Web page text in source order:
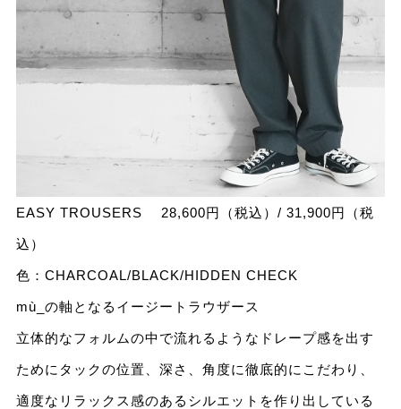
EASY TROUSERS 28,600円（税込）/ 31,900円（税
込）
色：CHARCOAL/BLACK/HIDDEN CHECK
mù_の軸となるイージートラウザース
立体的なフォルムの中で流れるようなドレープ感を出す
ためにタックの位置、深さ、角度に徹底的にこだわり、
適度なリラックス感のあるシルエットを作り出している